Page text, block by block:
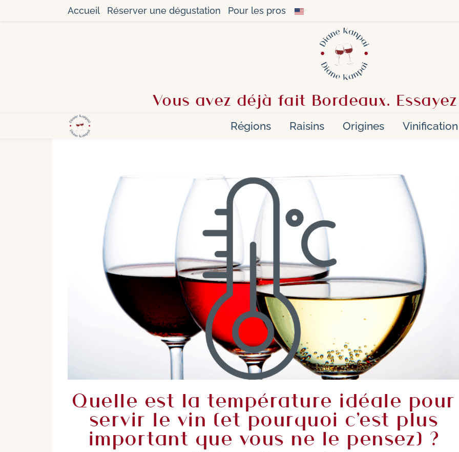
Accueil Réserver une dégustation Pour les pros
Vous avez déjà fait Bordeaux.
Régions Raisins Origines Vinification
Quelle est la température idéale pour
servir le vin (et pourquoi c'est plus
important que vous ne le pensez) ?